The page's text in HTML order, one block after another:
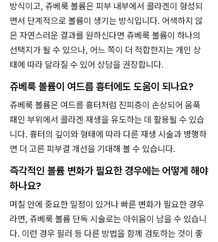
방식이고, 쥬베룩 볼륨은 피부 내부에서 콜라겐이 형성되
면서 단계적으로 볼륨이 생기는 방식입니다. 어색하지 않
은 자연스러운 결과를 원하신다면 쥬베룩 볼륨이 하나의
선택지가 될 수 있으나, 어느 쪽이 더 적합한지는 개인 상
태에 따라 달라질 수 있어 상담을 권장합니다.
쥬베룩 볼륨이 여드름 흉터에도 도움이 되나요?
쥬베룩 볼륨은 여드름 흉터처럼 진피층이 손상되어 움푹
패인 부위에서 콜라겐 재생을 유도하는 데 활용될 수 있습
니다. 흉터의 깊이와 형태에 따라 다른 재생 시술과 병행하
면 더 고른 피부결 개선을 기대해 볼 수 있습니다.
즉각적인 볼륨 변화가 필요한 경우에는 어떻게 해야
하나요?
며칠 안에 중요한 일정이 있거나 빠른 변화가 필요한 경우
라면, 쥬베룩 볼륨 단독 시술로는 아쉬움이 남을 수 있습니
다. 이런 경우 필러 등 다른 방법을 함께 검토하는 것이 좋